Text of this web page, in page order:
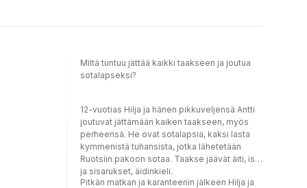
Miltä tuntuu jättää kaikki taakseen ja joutua
sotalapseksi?
12-vuotias Hilja ja hänen pikkuveljensä Antti
joutuvat jättämään kaiken taakseen, myös
perheensä. He ovat sotalapsia, kaksi lasta
kymmenistä tuhansista, jotka lähetetään
Ruotsiin pakoon sotaa. Taakse jäävät äiti, isä
ja sisarukset, äidinkieli.
Pitkän matkan ja karanteenin jälkeen Hilja ja